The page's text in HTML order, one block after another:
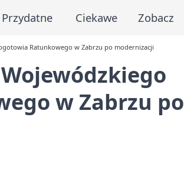
Przydatne Ciekawe Zobacz
Ratunkowego w Zabrzu po modernizacji
w Zabrzu po